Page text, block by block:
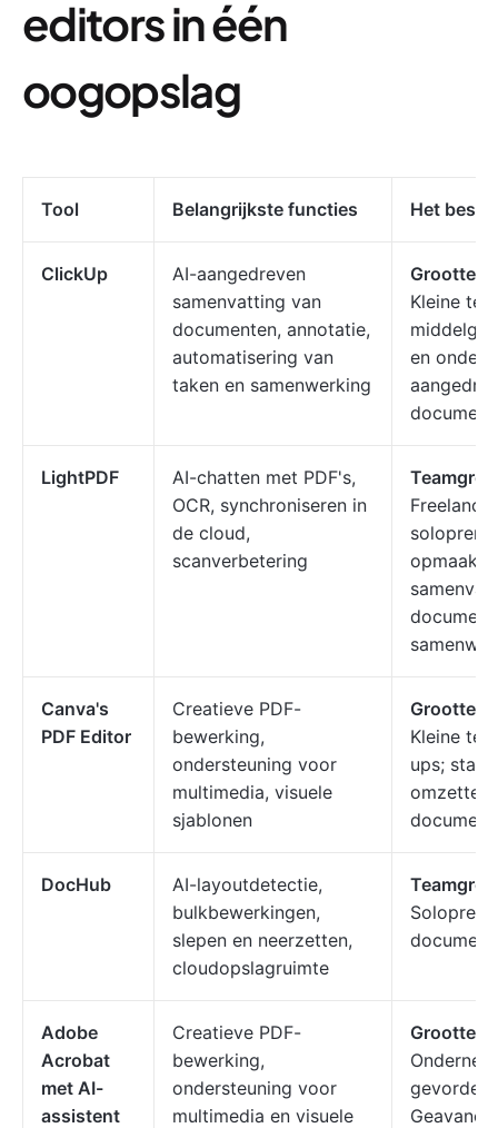
editors in één
oogopslag
Tool Belangrijkste functies Het beste
ClickUp
AI-aangedreven
samenvatting van
documenten, annotatie,
automatisering van
taken en samenwerking
Grootte
Kleine
en
LightPDF
AI-chatten met PDF's,
OCR, synchroniseren in
de cloud,
scanverbetering
Canva's
PDF Editor
Creatieve PDF-
bewerking,
ondersteuning voor
multimedia, visuele
sjablonen
Grootte
Kleine
ups;
omzetten
DocHub
AI-layoutdetectie,
bulkbewerkingen,
slepen en neerzetten,
cloudopslagruimte
Adobe
Acrobat
met AI-
assistent
Creatieve PDF-
bewerking,
ondersteuning voor
multimedia en visuele
Grootte